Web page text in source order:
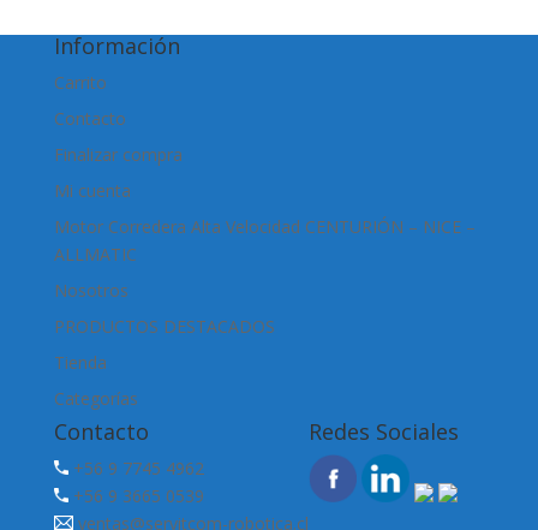
Información
Carrito
Contacto
Finalizar compra
Mi cuenta
Motor Corredera Alta Velocidad CENTURIÓN – NICE –
ALLMATIC
Nosotros
PRODUCTOS DESTACADOS
Tienda
Categorías
Contacto
+56 9 7745 4962
+56 9 3665 0539
ventas@servitcom-robotica.cl
Redes Sociales